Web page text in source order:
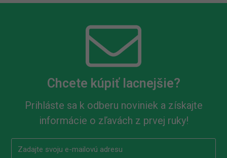
Chcete kúpiť lacnejšie?
Prihláste sa k odberu noviniek a získajte
informácie o zľavách z prvej ruky!